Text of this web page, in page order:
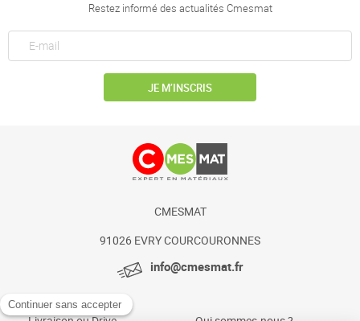
Restez informé des actualités Cmesmat
JE M’INSCRIS
CMESMAT
91026 EVRY COURCOURONNES
info@cmesmat.fr